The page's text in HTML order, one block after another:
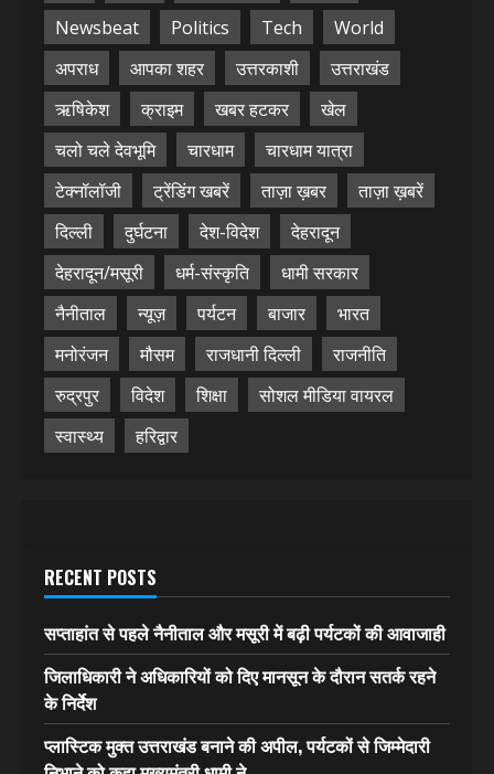
Newsbeat
Politics Tech
World
अपराध
आपका शहर उत्तरकाशी
उत्तराखंड
ऋषिकेश
क्राइम खबर हटकर
खेल
चलो चले देवभूमि
चारधाम
चारधाम यात्रा
टेक्नॉलॉजी
ट्रेंडिंग खबरें ताज़ा ख़बर
ताज़ा ख़बरें
दिल्ली
दुर्घटना देश-विदेश
देहरादून
देहरादून/मसूरी
धर्म-संस्कृति
धामी सरकार
नैनीताल
न्यूज़ पर्यटन बाजार
भारत
मनोरंजन
मौसम राजधानी दिल्ली
राजनीति
रुद्रपुर
विदेश शिक्षा
सोशल मीडिया वायरल
स्वास्थ्य
हरिद्वार
RECENT POSTS
सप्ताहांत से पहले नैनीताल और मसूरी में बढ़ी पर्यटकों की आवाजाही
जिलाधिकारी ने अधिकारियों को दिए मानसून के दौरान सतर्क रहने
के निर्देश
प्लास्टिक मुक्त उत्तराखंड बनाने की अपील, पर्यटकों से जिम्मेदारी